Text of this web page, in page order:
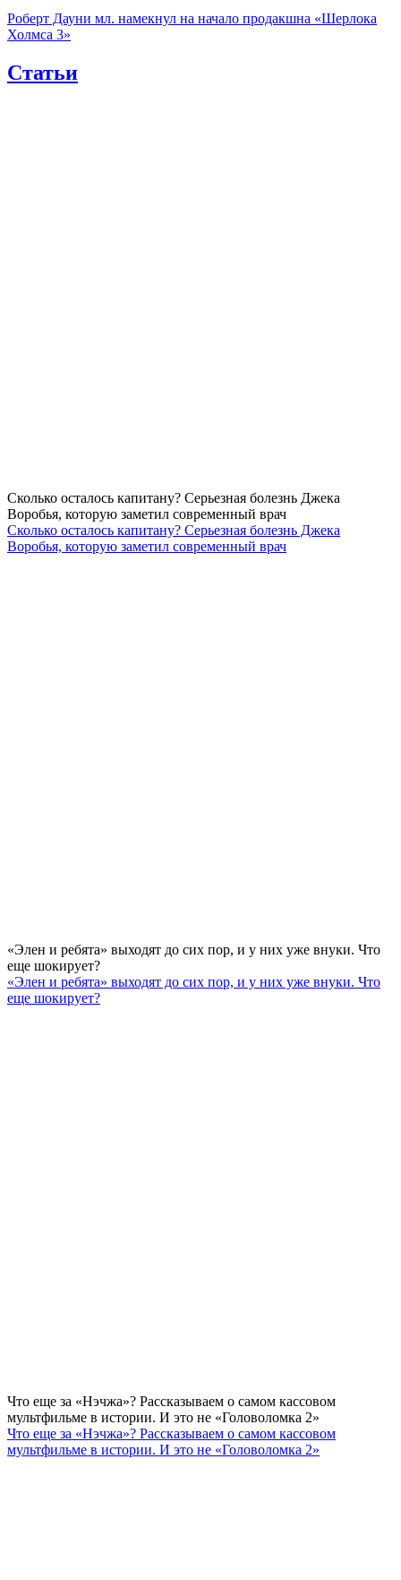
Роберт Дауни мл. намекнул на начало продакшна «Шерлока
Холмса 3»
Статьи
Сколько осталось капитану? Серьезная болезнь Джека
Воробья, которую заметил современный врач
Сколько осталось капитану? Серьезная болезнь Джека
Воробья, которую заметил современный врач
«Элен и ребята» выходят до сих пор, и у них уже внуки. Что
еще шокирует?
«Элен и ребята» выходят до сих пор, и у них уже внуки. Что
еще шокирует?
Что еще за «Нэчжа»? Рассказываем о самом кассовом
мультфильме в истории. И это не «Головоломка 2»
Что еще за «Нэчжа»? Рассказываем о самом кассовом
мультфильме в истории. И это не «Головоломка 2»